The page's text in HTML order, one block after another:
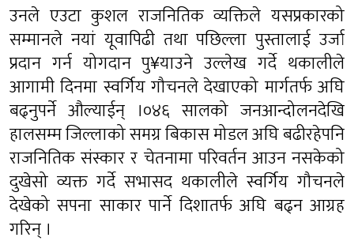
उनले एउटा कुशल राजनितिक व्यक्तिले यसप्रकारको
सम्मानले नयां यूवापिढी तथा पछिल्ला पुस्तालाई उर्जा
प्रदान गर्न योगदान पु¥याउने उल्लेख गर्दे थकालीले
आगामी दिनमा स्वर्गिय गौचनले देखाएको मार्गतर्फ अघि
बढ्नुपर्ने औल्याईन् ।०४६ सालको जनआन्दोलनदेखि
हालसम्म जिल्लाको समग्र बिकास मोडल अघि बढीरहेपनि
राजनितिक संस्कार र चेतनामा परिवर्तन आउन नसकेको
दुखेसो व्यक्त गर्दे सभासद थकालीले स्वर्गिय गौचनले
देखेको सपना साकार पार्ने दिशातर्फ अघि बढ्न आग्रह
गरिन् ।